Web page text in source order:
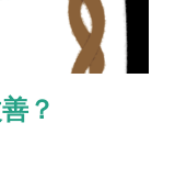
面の艶感、光沢感
燥する事によるひ
際に、当院では ホワ
は未だにありませ
ため着色自体が付
？